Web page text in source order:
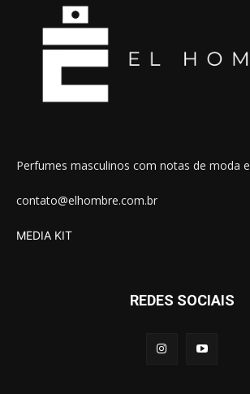
Perfumes masculinos com notas de moda
contato@elhombre.com.br
MEDIA KIT
REDES SOCIAIS